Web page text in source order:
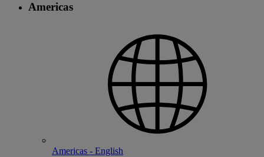
Americas
Americas - English